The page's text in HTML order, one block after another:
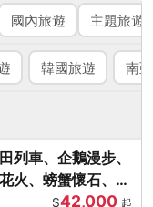
國內旅遊 主題旅遊
韓國旅遊 南
列車、企鵝漫步、
火、螃蟹懷石、啤
$42,000 起